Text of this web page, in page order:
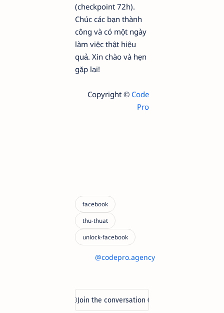
(checkpoint 72h).
Chúc các bạn thành
công và có một ngày
làm việc thật hiệu
quả. Xin chào và hẹn
gặp lại!
Copyright © Code
Pro
@codepro.agency